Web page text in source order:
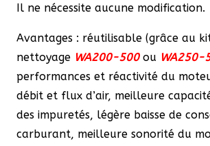
LFA
Il ne nécessite aucune modification.
Avantages : réutilisable (grâce au
nettoyage WA200-500ou WA250-
performances et réactivité du
débit et flux d’air, meilleure
des impuretés, légère baisse de
carburant, meilleure sonorité du